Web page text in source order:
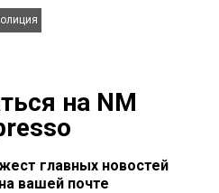
на NM
главных новостей
вашей почте